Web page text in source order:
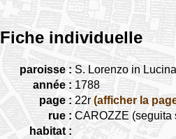
Fiche individuelle
paroisse : S. Lorenzo in Lucina
année : 1788
page : 22r (afficher la
rue : CAROZZE (seguita
habitat :